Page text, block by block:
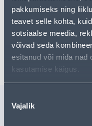
pakkumiseks ning
teavet selle kohta,
sotsiaalse meedia,
võivad seda
esitanud või mida nad
kasutamise käigus.
valik
Vajalik
• Läbimõõt 112 mm
• 14-päevane
Tarne pole võimalik